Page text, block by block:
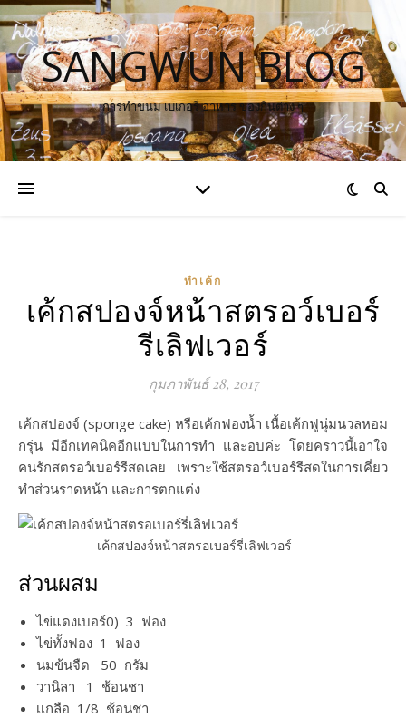
SANGWUN BLOG
การทำขนม เบเกอรี่ อาหาร ของกินต่าง ๆ
ทำเค้ก
เค้กสปองจ์หน้าสตรอว์เบอร์
รีเลิฟเวอร์
กุมภาพันธ์ 28, 2017
เค้กสปองจ์ (sponge cake) หรือเค้กฟองน้ำ เนื้อเค้กฟูนุ่มนวลหอม
กรุ่น มีอีกเทคนิคอีกแบบในการทำ และอบค่ะ โดยคราวนี้เอาใจ
คนรักสตรอว์เบอร์รีสดเลย เพราะใช้สตรอว์เบอร์รีสดในการเคี่ยว
ทำส่วนราดหน้า และการตกแต่ง
เค้กสปองจ์หน้าสตรอเบอร์รี่เลิฟเวอร์
ส่วนผสม
ไข่แดงเบอร์0) 3 ฟอง
ไข่ทั้งฟอง 1 ฟอง
นมข้นจืด 50 กรัม
วานิลา 1 ช้อนชา
เเกลือ 1/8 ช้อนชา